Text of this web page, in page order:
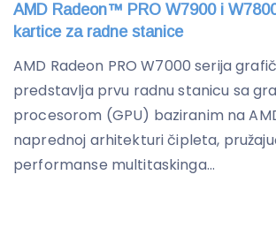
AMD Radeon™ PRO W7900 i
kartice za radne stanice
AMD Radeon PRO W7000 serija
predstavlja prvu radnu stanicu sa
procesorom (GPU) baziranim na
naprednoj arhitekturi čipleta,
performanse multitaskinga...